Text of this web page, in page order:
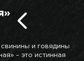
свинины и говядины
– это истинная